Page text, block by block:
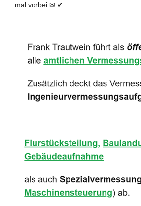
mal vorbei ✉ ✔.